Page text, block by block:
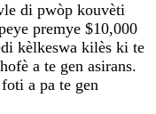
di pwòp kouvèti
premye $10,000
kèlkeswa kilès ki te
a te gen asirans.
a pa te gen